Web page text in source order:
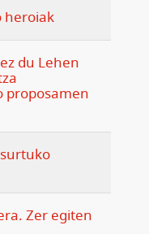
heroiak
du Lehen
proposamen
Zer egiten